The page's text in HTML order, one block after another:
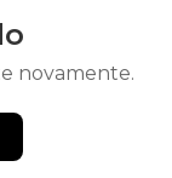
novamente.